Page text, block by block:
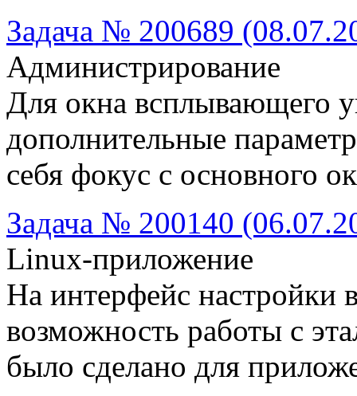
Задача № 200689
Администрирование
Для окна всплывающего
дополнительные
себя фокус с основного
Задача № 200140
Linux-приложение
На интерфейс настройки
возможность работы с
было сделано для